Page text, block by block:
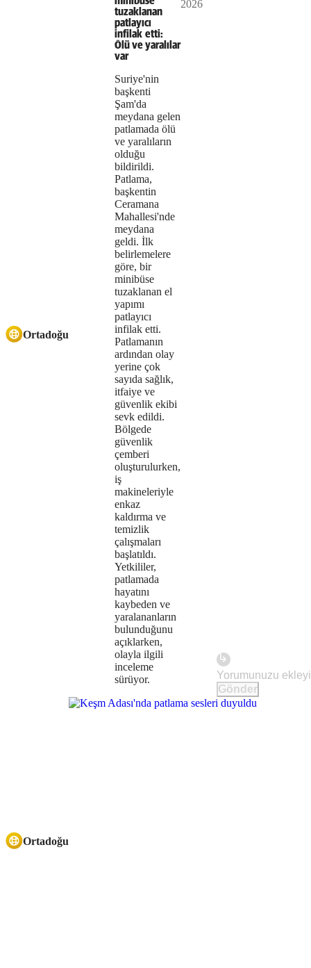
Ortadoğu
Video
loaded,
because
network
because
supported.
tuzaklanan
patlayıcı
infilak etti:
Ölü ve yaralılar
var
Suriye'nin
başkenti
Şam'da
meydana gelen
patlamada ölü
ve yaralıların
olduğu
bildirildi.
Patlama,
başkentin
Ceramana
Mahallesi'nde
meydana
geldi. İlk
belirlemelere
göre, bir
minibüse
tuzaklanan el
yapımı
patlayıcı
infilak etti.
Patlamanın
ardından olay
yerine çok
sayıda sağlık,
itfaiye ve
güvenlik ekibi
sevk edildi.
Bölgede
güvenlik
çemberi
oluşturulurken,
iş
makineleriyle
enkaz
kaldırma ve
temizlik
çalışmaları
başlatıldı.
Yetkililer,
patlamada
hayatını
kaybeden ve
yaralananların
bulunduğunu
açıklarken,
olayla ilgili
inceleme
sürüyor.
2026
Gönder
Ortadoğu